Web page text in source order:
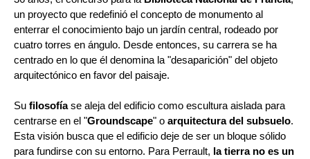
un proyecto que redefinió el concepto de monumento al
enterrar el conocimiento bajo un jardín central, rodeado por
cuatro torres en ángulo. Desde entonces, su carrera se ha
centrado en lo que él denomina la "desaparición" del objeto
arquitectónico en favor del paisaje.
Su filosofíase aleja del edificio como escultura aislada para
centrarse en el "Groundscape" o arquitectura del subsuelo.
Esta visión busca que el edificio deje de ser un bloque sólido
para fundirse con su entorno. Para Perrault, la tierra no es un